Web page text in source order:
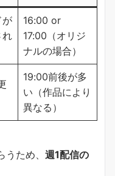
が
れ
16:00 or
17:00（オリジ
ナルの場合）
19:00前後が多
い（作品により
異なる）
ため、 週1配信の